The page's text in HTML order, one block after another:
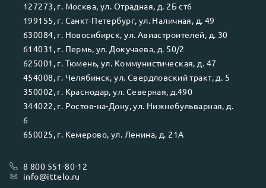
127273, г. Москва, ул. Отрадная, д. 2Б ст6
199155, г. Санкт-Петербург, ул. Наличная, д. 49
630084, г. Новосибирск, ул. Авиастроителей, д. 30
614031 , г. Пермь, ул. Докучаева, д. 50/2
625001 , г. Тюмень, ул. Коммунистическая, д. 47
454008, г. Челябинск, ул. Свердловский тракт, д. 5
350002, г. Краснодар, ул. Северная, д.490
344022, г. Ростов-на-Дону, ул. Нижнебульварная, д.
6
650025, г. Кемерово, ул. Ленина, д. 21А
8 800 551-80-12
info@ittelo.ru